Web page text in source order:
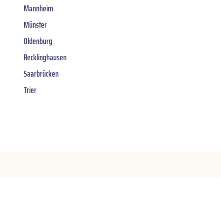
Mannheim
Münster
Oldenburg
Recklinghausen
Saarbrücken
Trier